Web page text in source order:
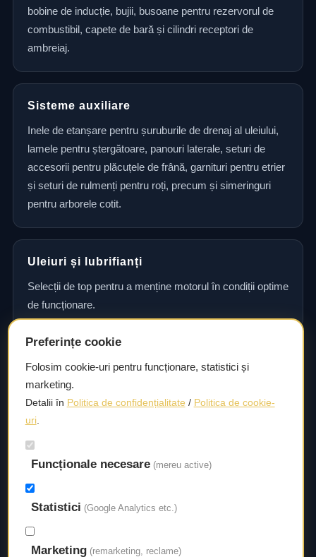
bobine de inducție, bujii, busoane pentru rezervorul de
combustibil, capete de bară și cilindri receptori de
ambreiaj.
Sisteme auxiliare
Inele de etanșare pentru șuruburile de drenaj al uleiului,
lamele pentru ștergătoare, panouri laterale, seturi de
accesorii pentru plăcuțele de frână, garnituri pentru etrier
și seturi de rulmenți pentru roți, precum și simeringuri
pentru arborele cotit.
Uleiuri și lubrifianți
Selecții de top pentru a menține motorul în condiții optime
de funcționare.
Consultanță și asistență tehnică
Consultanță și asistență tehnică pentru alegerea pieselor
potrivite și efectuarea reparațiilor sau întreținerii corecte.
Livrare rapidă
Asigurăm un timp de livrare scurt, astfel încât să aveți
acces la piesele necesare fără întârzieri.
Preferințe cookie
Folosim cookie-uri pentru funcționare, statistici și
marketing.
Detalii în Politica de confidențialitate / Politica de cookie-
uri.
Funcționale necesare (mereu active)
Statistici (Google Analytics etc.)
Marketing (remarketing, reclame)